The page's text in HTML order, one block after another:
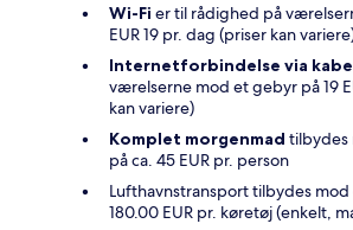
Wi-Fi er til rådighed på
EUR 19 pr. dag (priser kan
Internetforbindelse via
værelserne mod et gebyr på 19
kan variere)
Komplet morgenmad tilbydes
på ca. 45 EUR pr. person
Lufthavnstransport tilbydes
180.00 EUR pr. køretøj (enkelt,